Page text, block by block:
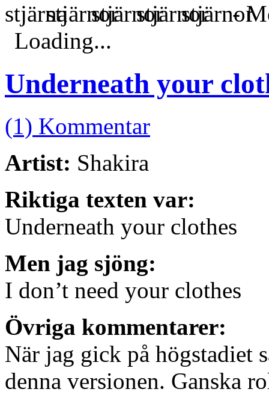
-
Loading...
Underneath your
(1) Kommentar
Artist: Shakira
Riktiga texten var:
Underneath your clothes
Men jag sjöng:
I don’t need your clothes
Övriga kommentarer:
När jag gick på högstadiet
denna versionen. Ganska